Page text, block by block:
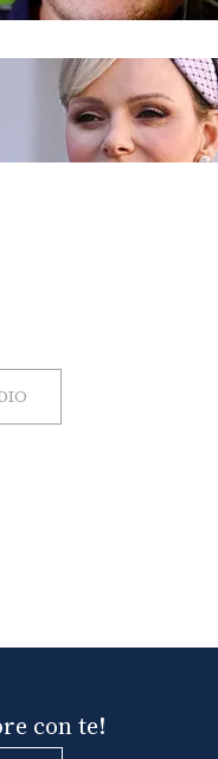
con te!